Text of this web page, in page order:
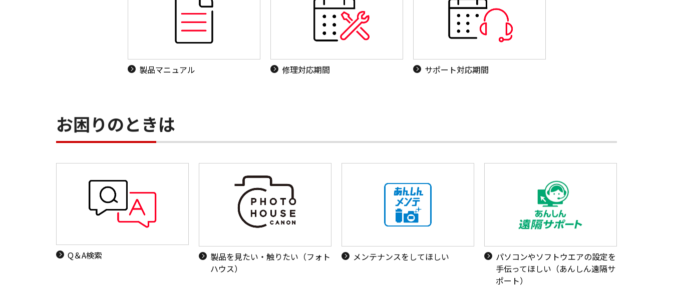
製品マニュアル 修理対応期間 サポート対応期間
お困りのときは
Q＆A検索
製品を見たい・触りたい（フォト
ハウス）
メンテナンスをしてほしい
パソコンやソフトウエアの設定を
手伝ってほしい（あんしん遠隔サ
ポート）